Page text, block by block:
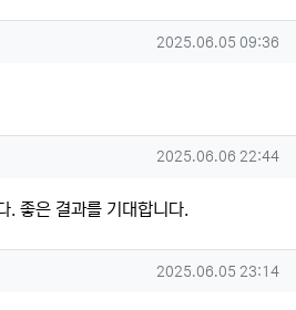
글 작성일
2025.06.05 09:36
작성일
2025.06.06 22:44
. 좋은 결과를 기대합니다.
작성일
2025.06.05 23:14